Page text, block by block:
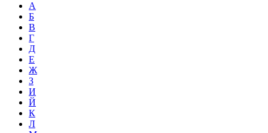
А
Б
В
Г
Д
Е
Ж
З
И
Й
К
Л